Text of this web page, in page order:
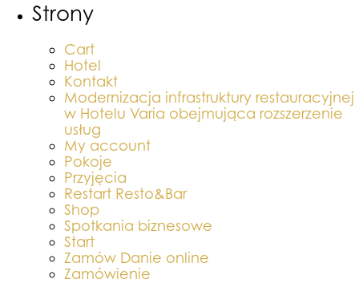
Strony
Cart
Hotel
Kontakt
Modernizacja infrastruktury restauracyjnej
w Hotelu Varia obejmująca rozszerzenie
usług
My account
Pokoje
Przyjęcia
Restart Resto&Bar
Shop
Spotkania biznesowe
Start
Zamów Danie online
Zamówienie